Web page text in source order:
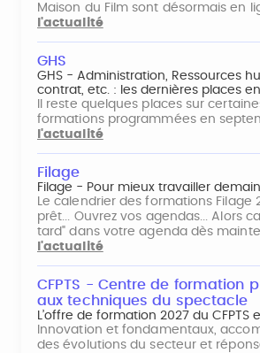
Maison du Film sont désormais en
l'actualité
GHS
GHS - Administration, Ressources
contrat, etc. : les dernières places
Il reste quelques places sur
formations programmées en
l'actualité
Filage
Filage - Pour mieux travailler demain
Le calendrier des formations Filage
prêt... Ouvrez vos agendas... Alors
tard" dans votre agenda dès
l'actualité
CFPTS - Centre de formation
aux techniques du spectacle
L’offre de formation 2027 du CFPTS
Innovation et fondamentaux,
des évolutions du secteur et